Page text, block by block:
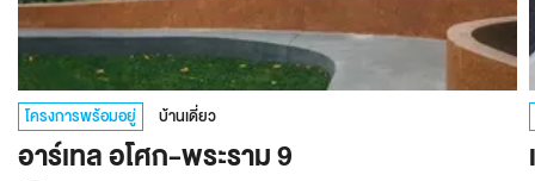
โครงการพร้อมอยู่ บ้านเดี่ยว
อาร์เทล อโศก-พระราม 9